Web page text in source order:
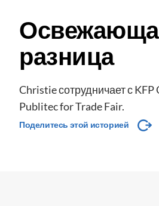
разница
Christie сотрудничает с KFP
Publitec for Trade Fair.
Поделитесь этой историей